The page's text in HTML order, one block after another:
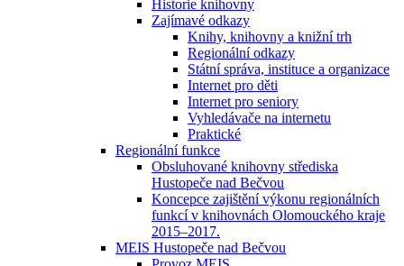
Historie knihovny
Zajímavé odkazy
Knihy, knihovny a knižní trh
Regionální odkazy
Státní správa, instituce a organizace
Internet pro děti
Internet pro seniory
Vyhledávače na internetu
Praktické
Regionální funkce
Obsluhované knihovny střediska
Hustopeče nad Bečvou
Koncepce zajištění výkonu regionálních
funkcí v knihovnách Olomouckého kraje
2015–2017.
MEIS Hustopeče nad Bečvou